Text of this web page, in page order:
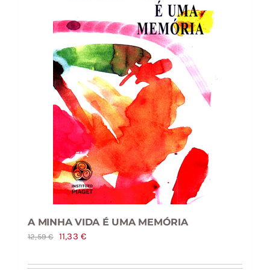
A MINHA VIDA É UMA MEMÓRIA
12,59€
O
11,33€O